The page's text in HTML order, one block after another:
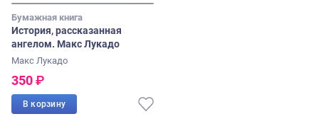
Бумажная книга
История, рассказанная
ангелом. Макс Лукадо
Макс Лукадо
350₽
В корзину